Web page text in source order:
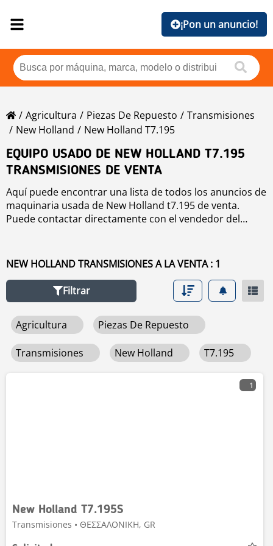
¡Pon un anuncio!
Agricultura Piezas De Repuesto
Transmisiones
New Holland
New Holland T7.195
EQUIPO USADO DE NEW HOLLAND T7.195
TRANSMISIONES DE VENTA
Aquí puede encontrar una lista de todos los anuncios de
maquinaria usada de New Holland t7.195 de venta.
Puede contactar directamente con el vendedor del
mejorar su búsqueda, utilice la herramienta de
NEW HOLLAND TRANSMISIONES A LA VENTA : 1
Filtrar
Agricultura Piezas De Repuesto
Transmisiones New Holland T7.195
1
New Holland T7.195S
Transmisiones • ΘΕΣΣΑΛΟΝΙΚΗ, GR